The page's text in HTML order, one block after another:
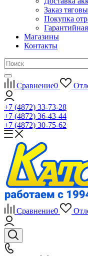
Заказ
Покупка
Магазины
Контакты
Сравнение0
+7 (4872) 33-73-28
+7 (4872) 36-43-44
+7 (4872) 30-75-62
Сравнение0